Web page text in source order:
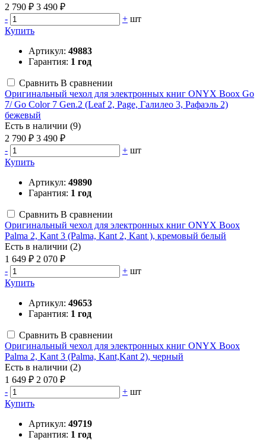
2 790 ₽ 3 490 ₽
-
+ шт
Купить
Артикул: 49883
Гарантия: 1 год
Сравнить В сравнении
Оригинальный чехол для электронных книг ONYX Boox Go
7/ Go Color 7 Gen.2 (Leaf 2, Page, Галилео 3, Рафаэль 2)
бежевый
Есть в наличии (9)
2 790 ₽ 3 490 ₽
-
+ шт
Купить
Артикул: 49890
Гарантия: 1 год
Сравнить В сравнении
Оригинальный чехол для электронных книг ONYX Boox
Palma 2, Kant 3 (Palma, Kant 2, Kant ), кремовый белый
Есть в наличии (2)
1 649 ₽ 2 070 ₽
-
+ шт
Купить
Артикул: 49653
Гарантия: 1 год
Сравнить В сравнении
Оригинальный чехол для электронных книг ONYX Boox
Palma 2, Kant 3 (Palma, Kant,Kant 2), черный
Есть в наличии (2)
1 649 ₽ 2 070 ₽
-
+ шт
Купить
Артикул: 49719
Гарантия: 1 год